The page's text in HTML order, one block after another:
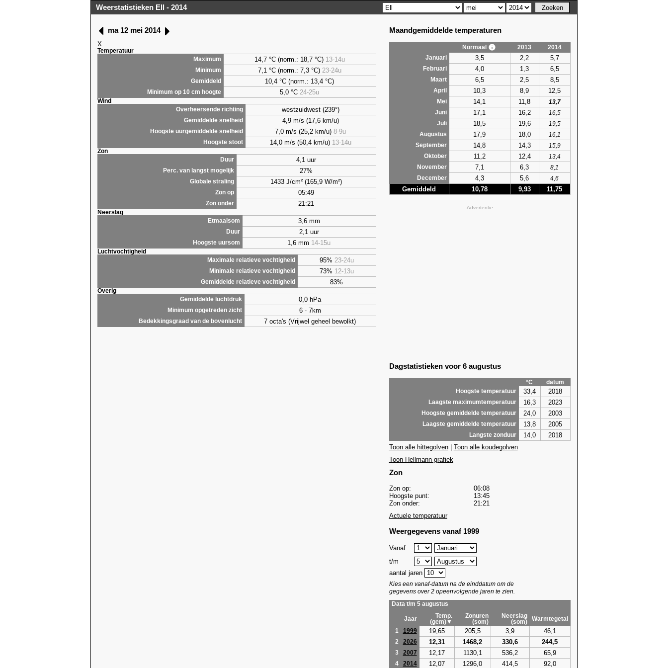
Weerstatistieken Ell - 2014
ma 12 mei 2014
X
Temperatuur
Maximum
14,7 °C (norm.: 18,7 °C) 13-14u
Minimum 7,1 °C (norm.: 7,3 °C) 23-24u
Gemiddeld 10,4 °C (norm.: 13,4 °C)
Minimum op 10 cm hoogte 5,0 °C 24-25u
Wind
Overheersende richting
westzuidwest (239°)
Gemiddelde snelheid 4,9 m/s (17,6 km/u)
Hoogste uurgemiddelde snelheid 7,0 m/s (25,2 km/u)8-9u
Hoogste stoot 14,0 m/s (50,4 km/u) 13-14u
Zon
Duur
4,1 uur
Perc. van langst mogelijk 27%
Globale straling 1433 J/cm² (165,9 W/m²)
Zon op 05:49
Zon onder 21:21
Neerslag
Etmaalsom
3,6 mm
Duur 2,1 uur
Hoogste uursom 1,6 mm 14-15u
Luchtvochtigheid
Maximale relatieve vochtigheid
95% 23-24u
Minimale relatieve vochtigheid 73% 12-13u
Gemiddelde relatieve vochtigheid 83%
Overig
Gemiddelde luchtdruk
0,0 hPa
Minimum opgetreden zicht 6 - 7km
Bedekkingsgraad van de bovenlucht 7 octa's (Vrijwel geheel bewolkt)
Maandgemiddelde temperaturen
Normaal 2013
2014
Januari
3,5 2,2 5,7
Februari 4,0 1,3 6,5
Maart 6,5 2,5 8,5
April 10,3 8,9 12,5
Mei 14,1 11,8
13,7
Juni
17,1 16,2
16,5
Juli
18,5 19,6
19,5
Augustus
17,9 18,0
16,1
September
14,8 14,3
15,9
Oktober
11,2 12,4
13,4
November
7,1 6,3
8,1
December
4,3 5,6 4,6
Gemiddeld 10,78 9,93 11,75
Advertentie
Dagstatistieken voor 6 augustus
°C
datum
Hoogste temperatuur
33,4 2018
Laagste maximumtemperatuur 16,3 2023
Hoogste gemiddelde temperatuur 24,0 2003
Laagste gemiddelde temperatuur 13,8 2005
Langste zonduur 14,0
2018
Toon alle hittegolven| Toon alle koudegolven
Toon Hellmann-grafiek
Zon
Zon op:
06:08
Hoogste punt:
13:45
Zon onder:
21:21
Actuele temperatuur
Weergegevens vanaf 1999
Vanaf
t/m
aantal jaren
Kies een vanaf-datum na de einddatum om de
gegevens over 2 opeenvolgende jaren te zien.
Data t/m 5 augustus
Jaar
Temp.
(gem)▼
Zonuren
(som)
Neerslag
(som)
Warmtegetal
1
1999 19,65 205,5 3,9 46,1
2 2026 12,31 1468,2 330,6 244,5
3 2007 12,17 1130,1 536,2 65,9
4 2014 12,07 1296,0 414,5 92,0